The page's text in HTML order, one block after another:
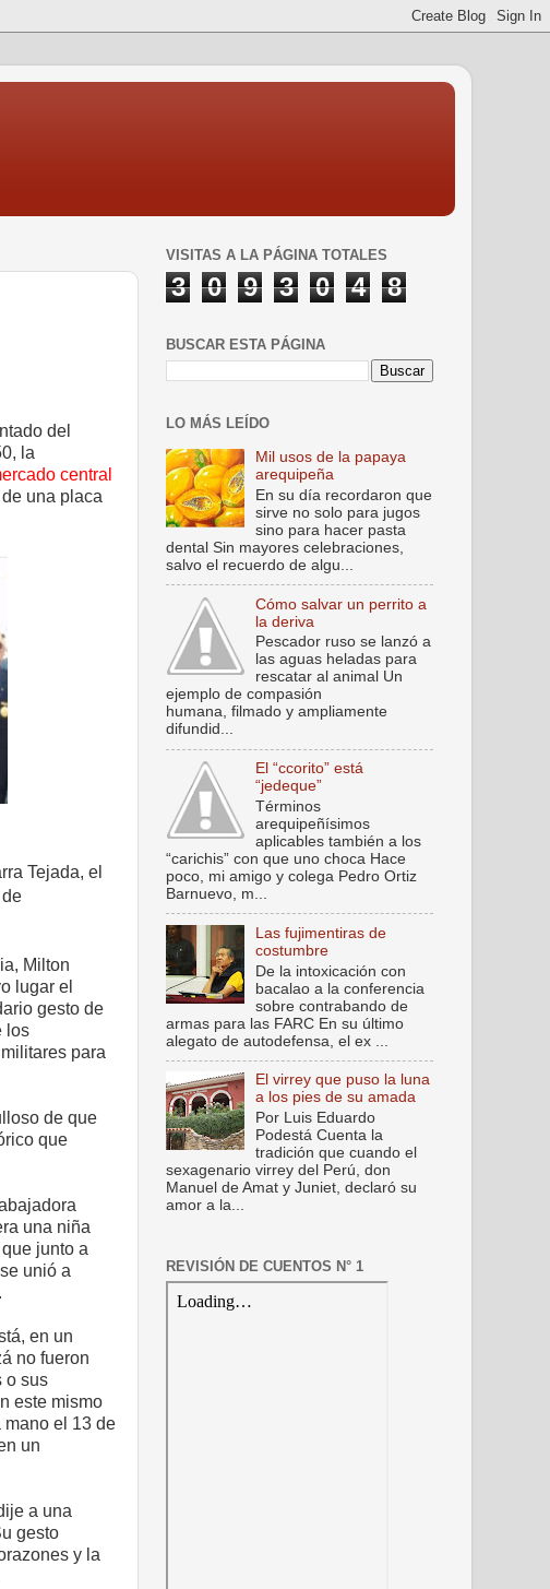
del
la
central
una placa
Tejada, el
Milton
lugar el
gesto de
los
para
de que
que
una niña
junto a
unió a
en un
no fueron
o sus
este mismo
el 13 de
un
a una
gesto
y la
VISITAS A LA PÁGINA TOTALES
3 0 9 3 0 4 8
BUSCAR ESTA PÁGINA
LO MÁS LEÍDO
Mil usos de la papaya
arequipeña
En su día recordaron que
sirve no solo para jugos
sino para hacer pasta
dental Sin mayores celebraciones,
salvo el recuerdo de algu...
Cómo salvar un perrito a
la deriva
Pescador ruso se lanzó a
las aguas heladas para
rescatar al animal Un
ejemplo de compasión
humana, filmado y ampliamente
difundid...
El “ccorito” está
“jedeque”
Términos
arequipeñísimos
aplicables también a los
“carichis” con que uno choca Hace
poco, mi amigo y colega Pedro Ortiz
Barnuevo, m...
Las fujimentiras de
costumbre
De la intoxicación con
bacalao a la conferencia
sobre contrabando de
armas para las FARC En su último
alegato de autodefensa, el ex ...
El virrey que puso la luna
a los pies de su amada
Por Luis Eduardo
Podestá Cuenta la
tradición que cuando el
sexagenario virrey del Perú, don
Manuel de Amat y Juniet, declaró su
amor a la...
REVISIÓN DE CUENTOS N° 1